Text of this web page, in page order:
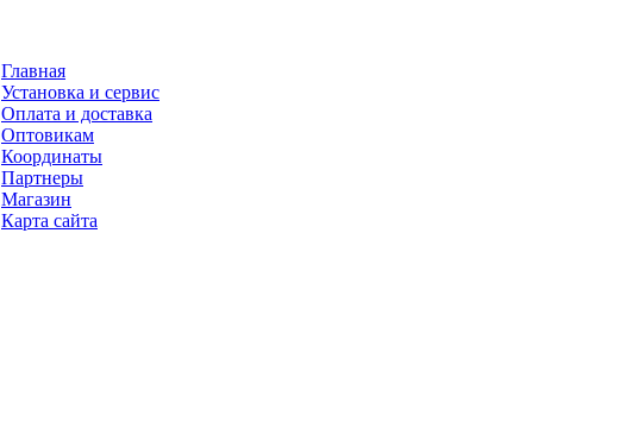
Главная
Установка и сервис
Оплата и доставка
Оптовикам
Координаты
Партнеры
Магазин
Карта сайта